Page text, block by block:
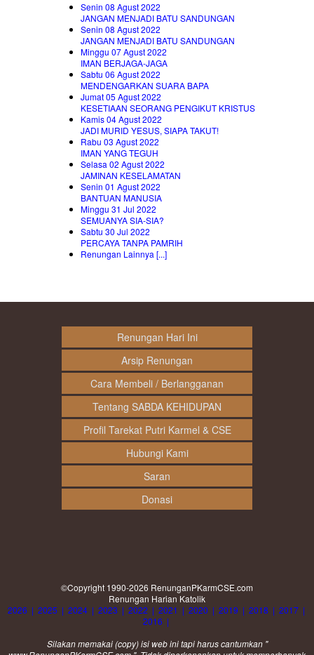
Senin 08 Agust 2022
JANGAN MENJADI BATU SANDUNGAN
Senin 08 Agust 2022
JANGAN MENJADI BATU SANDUNGAN
Minggu 07 Agust 2022
IMAN BERJAGA-JAGA
Sabtu 06 Agust 2022
MENDENGARKAN SUARA BAPA
Jumat 05 Agust 2022
KESETIAAN SEORANG PENGIKUT KRISTUS
Kamis 04 Agust 2022
JADI MURID YESUS, SIAPA TAKUT!
Rabu 03 Agust 2022
IMAN YANG TEGUH
Selasa 02 Agust 2022
JAMINAN KESELAMATAN
Senin 01 Agust 2022
BANTUAN MANUSIA
Minggu 31 Jul 2022
SEMUANYA SIA-SIA?
Sabtu 30 Jul 2022
PERCAYA TANPA PAMRIH
Renungan Lainnya [...]
Renungan Hari Ini
Arsip Renungan
Cara Membeli / Berlangganan
Tentang SABDA KEHIDUPAN
Profil Tarekat Putri Karmel & CSE
Hubungi Kami
Saran
Donasi
©Copyright 1990-2026 RenunganPKarmCSE.com
Renungan Harian Katolik
2026 | 2025 | 2024 | 2023 | 2022 | 2021 | 2020 | 2019 | 2018 | 2017 |
2016 |
Silakan memakai (copy) isi web ini tapi harus cantumkan "